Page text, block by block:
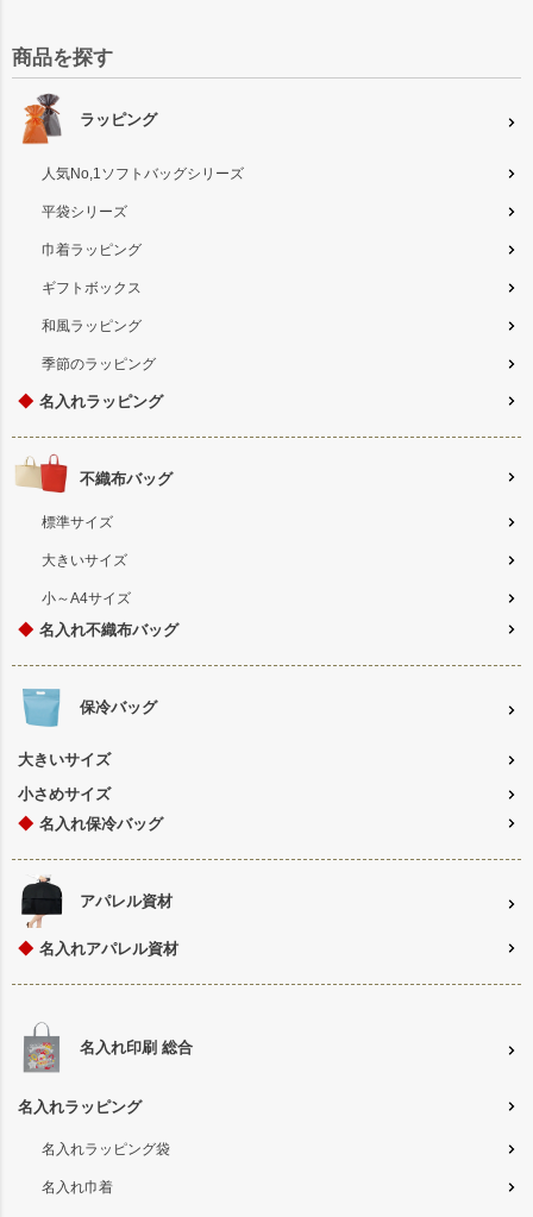
商品を探す
ラッピング
人気No,1ソフトバッグシリーズ
平袋シリーズ
巾着ラッピング
ギフトボックス
和風ラッピング
季節のラッピング
◆ 名入れラッピング
不織布バッグ
標準サイズ
大きいサイズ
小～A4サイズ
◆ 名入れ不織布バッグ
保冷バッグ
大きいサイズ
小さめサイズ
◆ 名入れ保冷バッグ
アパレル資材
◆ 名入れアパレル資材
名入れ印刷 総合
名入れラッピング
名入れラッピング袋
名入れ巾着